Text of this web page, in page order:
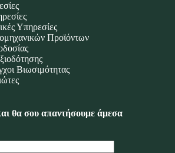
Υπηρεσίες
Προϊόντων
Βιωσιμότητας
θα σου απαντήσουμε άμεσα